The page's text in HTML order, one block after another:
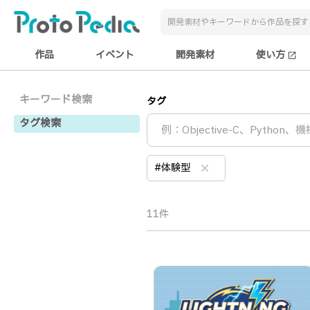
作品 イベント 開発素材 使い方 open_in_new
キーワード検索
タグ検索
タグ
#体験型 clear
11件